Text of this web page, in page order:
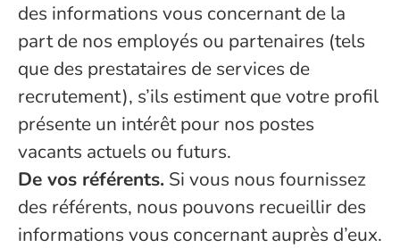
des informations vous concernant de la
part de nos employés ou partenaires (tels
que des prestataires de services de
recrutement), s’ils estiment que votre profil
présente un intérêt pour nos postes
vacants actuels ou futurs.
De vos référents. Si vous nous fournissez
des référents, nous pouvons recueillir des
informations vous concernant auprès d’eux.